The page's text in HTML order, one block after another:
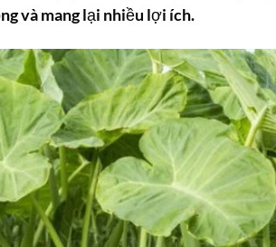
và mang lại nhiều lợi ích.